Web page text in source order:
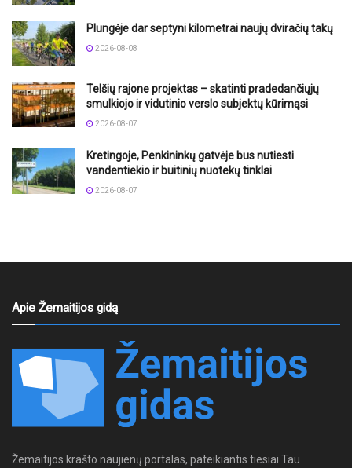
Plungėje dar septyni kilometrai naujų dviračių takų
2026-08-08
Telšių rajone projektas – skatinti pradedančiųjų
smulkiojo ir vidutinio verslo subjektų kūrimąsi
2026-08-07
Kretingoje, Penkininkų gatvėje bus nutiesti
vandentiekio ir buitinių nuotekų tinklai
2026-08-07
Apie Žemaitijos gidą
Žemaitijos krašto naujienų portalas, pateikiantis tiesiai Tau